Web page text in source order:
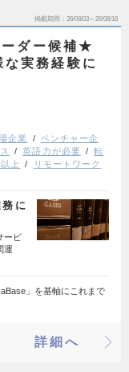
掲載期間 26/08/03～26/08/16
ーダー候補★
実務経験に
場企業
ベンチャー企
英語力が必要
転
上
リモートワーク
に
ービ
運
」を基軸にこれまで
詳細へ